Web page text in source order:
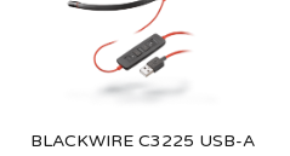
BLACKWIRE C3225 USB-A